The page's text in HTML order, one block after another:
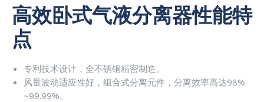
高效卧式气液分离器性能特
点
专利技术设计，全不锈钢精密制造。
风量波动适应性好，组合式分离元件，分离效率高达98%
~99.99%。